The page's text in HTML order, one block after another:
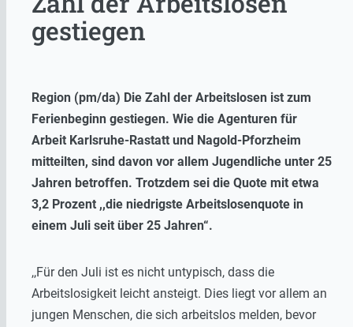
gestiegen
Region (pm/da) Die Zahl der Arbeitslosen ist zum
Ferienbeginn gestiegen. Wie die Agenturen für
Arbeit Karlsruhe-Rastatt und Nagold-Pforzheim
mitteilten, sind davon vor allem Jugendliche unter 25
Jahren betroffen. Trotzdem sei die Quote mit etwa
3,2 Prozent ,,die niedrigste Arbeitslosenquote in
einem Juli seit über 25 Jahren“.
,,Für den Juli ist es nicht untypisch, dass die
Arbeitslosigkeit leicht ansteigt. Dies liegt vor allem an
jungen Menschen, die sich arbeitslos melden, bevor